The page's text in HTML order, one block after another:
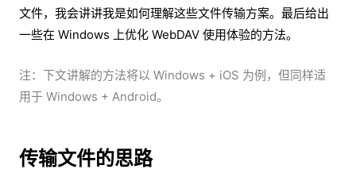
文件，我会讲讲我是如何理解这些文件传输方案。最后给出
一些在 Windows 上优化 WebDAV 使用体验的方法。
注：下文讲解的方法将以 Windows + iOS 为例，但同样适
用于 Windows + Android。
传输文件的思路